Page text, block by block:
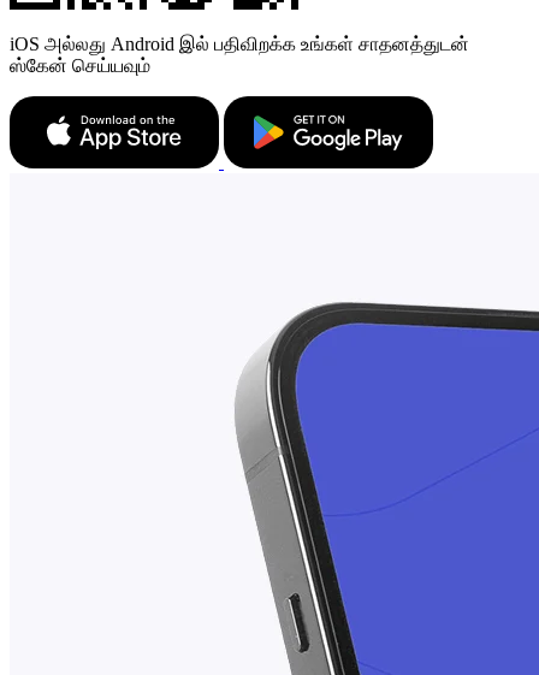
iOS அல்லது Android இல் பதிவிறக்க உங்கள் சாதனத்துடன்
ஸ்கேன் செய்யவும்